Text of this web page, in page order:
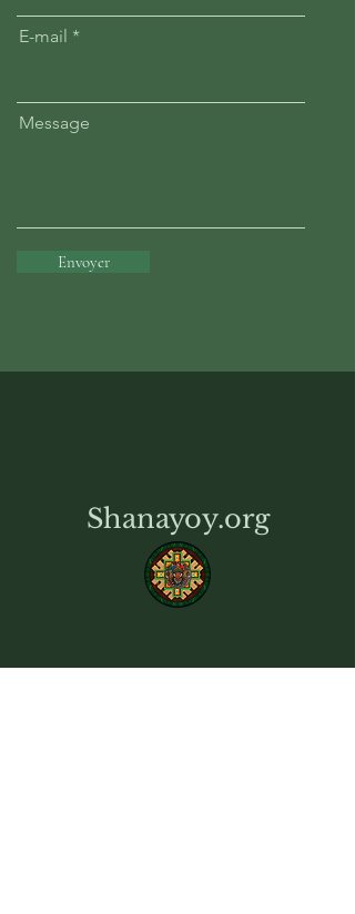
E-mail
Message
Envoyer
Shanayoy.org